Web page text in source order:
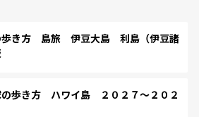
き方 島旅 伊豆大島 利島（伊豆諸
歩き方 ハワイ島 ２０２７～２０２